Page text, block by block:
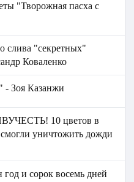
"Творожная пасха с
слива "секретных"
Коваленко
- Зоя Казанжи
10 цветов в
уничтожить дожди
и сорок восемь дней